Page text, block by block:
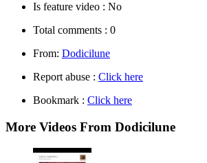
Is feature video : No
Total comments : 0
From: Dodicilune
Report abuse : Click here
Bookmark : Click here
More Videos From Dodicilune